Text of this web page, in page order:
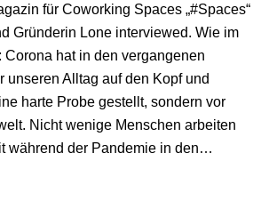
für Coworking Spaces „#Spaces“
Gründerin Lone interviewed. Wie im
Corona hat in den vergangenen
unseren Alltag auf den Kopf und
harte Probe gestellt, sondern vor
Nicht wenige Menschen arbeiten
während der Pandemie in den…